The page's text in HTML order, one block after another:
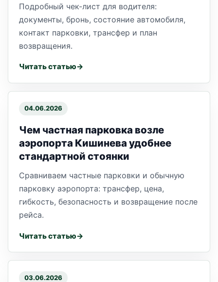
Подробный чек-лист для водителя:
документы, бронь, состояние автомобиля,
контакт парковки, трансфер и план
возвращения.
Читать статью
04.06.2026
Чем частная парковка возле
аэропорта Кишинева удобнее
стандартной стоянки
Сравниваем частные парковки и обычную
парковку аэропорта: трансфер, цена,
гибкость, безопасность и возвращение после
рейса.
Читать статью
03.06.2026